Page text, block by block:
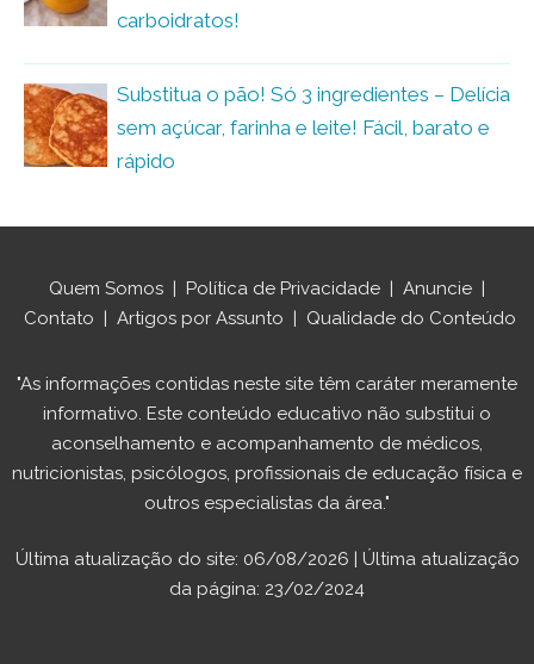
carboidratos!
Substitua o pão! Só 3 ingredientes – Delícia
sem açúcar, farinha e leite! Fácil, barato e
rápido
Quem Somos | Política de Privacidade | Anuncie |
Contato | Artigos por Assunto | Qualidade do Conteúdo
"As informações contidas neste site têm caráter meramente
informativo. Este conteúdo educativo não substitui o
aconselhamento e acompanhamento de médicos,
nutricionistas, psicólogos, profissionais de educação física e
outros especialistas da área."
Última atualização do site: 06/08/2026 | Última atualização
da página: 23/02/2024